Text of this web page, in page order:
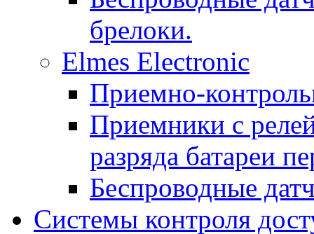
брелоки.
Elmes Electronic
Приемно-
Приемники с
разряда батареи
Беспроводные
Системы контроля